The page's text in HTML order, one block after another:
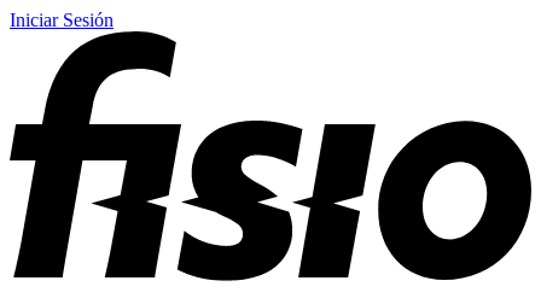
Iniciar Sesión